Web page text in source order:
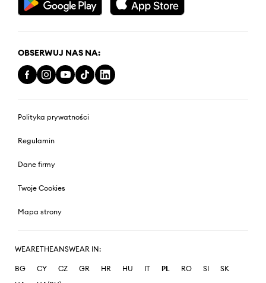
OBSERWUJ NAS NA:
Polityka prywatności
Regulamin
Dane firmy
Twoje Cookies
Mapa strony
WEARETHEANSWEAR IN:
BG CY CZ GR HR HU IT PL RO SI
SK